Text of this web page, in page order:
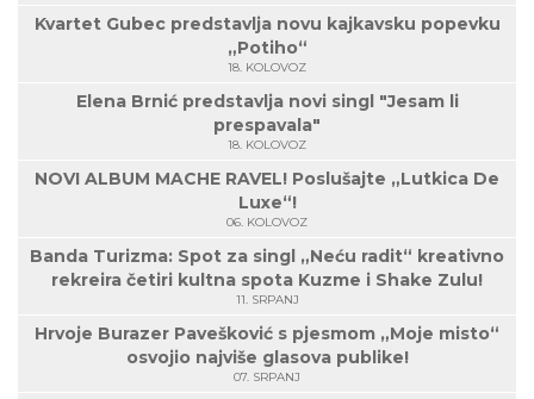
Kvartet Gubec predstavlja novu kajkavsku popevku
„Potiho“
18. KOLOVOZ
Elena Brnić predstavlja novi singl "Jesam li
prespavala"
18. KOLOVOZ
NOVI ALBUM MACHE RAVEL! Poslušajte „Lutkica De
Luxe“!
06. KOLOVOZ
Banda Turizma: Spot za singl „Neću radit“ kreativno
rekreira četiri kultna spota Kuzme i Shake Zulu!
11. SRPANJ
Hrvoje Burazer Pavešković s pjesmom „Moje misto“
osvojio najviše glasova publike!
07. SRPANJ